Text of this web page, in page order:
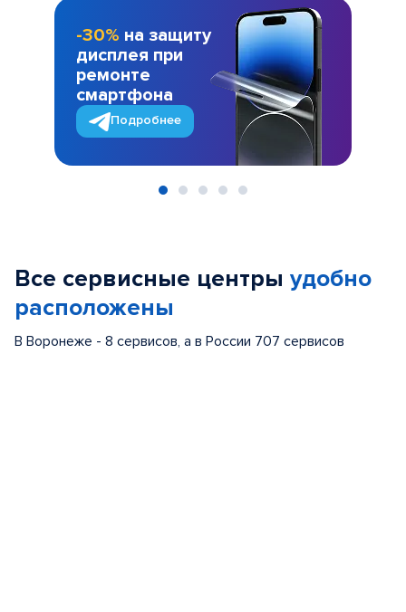
-30% на защиту
дисплея при
ремонте
смартфона
Подробнее
Все сервисные центры удобно
расположены
В Воронеже - 8 сервисов, а в России 707 сервисов